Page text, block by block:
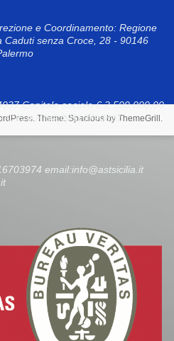
e Coordinamento: Regione
Caduti senza Croce, 28 - 90146
Capitale sociale € 2.500.000,00
e P.IVA 00110790821
email:info@astsicilia.it
. Theme: Spacious by ThemeGrill .